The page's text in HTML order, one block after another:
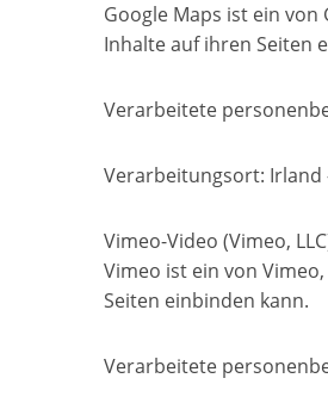
Google Maps ist ein
Inhalte auf ihren Seiten
Verarbeitete
Verarbeitungsort: Irland
Vimeo-Video (Vimeo,
Vimeo ist ein von
Seiten einbinden kann.
Verarbeitete